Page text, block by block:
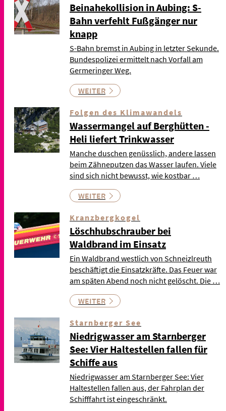
Beinahekollision in Aubing: S-
Bahn verfehlt Fußgänger nur
knapp
S-Bahn bremst in Aubing in letzter Sekunde.
Bundespolizei ermittelt nach Vorfall am
Germeringer Weg.
WEITER
Folgen des Klimawandels
Wassermangel auf Berghütten -
Heli liefert Trinkwasser
Manche duschen genüsslich, andere lassen
beim Zähneputzen das Wasser laufen. Viele
sind sich nicht bewusst, wie kostbar …
WEITER
Kranzbergkogel
Löschhubschrauber bei
Waldbrand im Einsatz
Ein Waldbrand westlich von Schneizlreuth
beschäftigt die Einsatzkräfte. Das Feuer war
am späten Abend noch nicht gelöscht. Die …
WEITER
Starnberger See
Niedrigwasser am Starnberger
See: Vier Haltestellen fallen für
Schiffe aus
Niedrigwasser am Starnberger See: Vier
Haltestellen fallen aus, der Fahrplan der
Schifffahrt ist eingeschränkt.